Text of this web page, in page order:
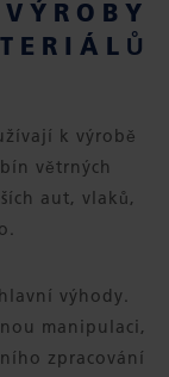
k výrobě
větrných
aut, vlaků,
výhody.
manipulaci,
zpracování